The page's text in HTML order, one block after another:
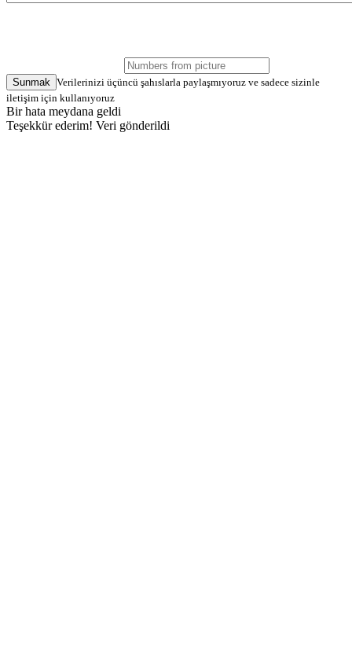
Sunmak Verilerinizi üçüncü şahıslarla paylaşmıyoruz ve sadece sizinle
iletişim için kullanıyoruz
Bir hata meydana geldi
Teşekkür ederim! Veri gönderildi